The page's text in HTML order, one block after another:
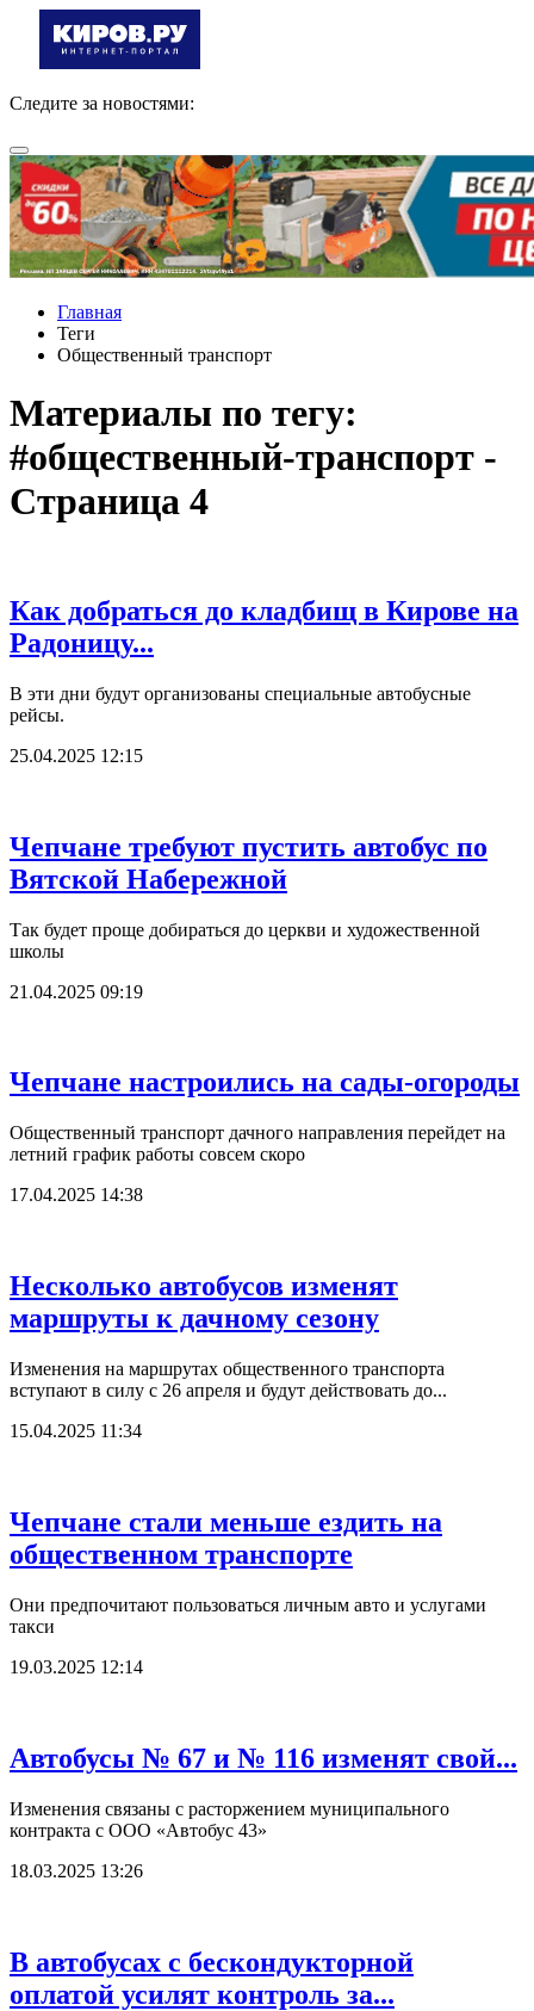
Следите за новостями:
Главная
Теги
Общественный транспорт
Материалы по тегу:
#общественный-транспорт -
Страница 4
Как добраться до кладбищ в Кирове на
Радоницу...
В эти дни будут организованы специальные автобусные
рейсы.
25.04.2025 12:15
Чепчане требуют пустить автобус по
Вятской Набережной
Так будет проще добираться до церкви и художественной
школы
21.04.2025 09:19
Чепчане настроились на сады-огороды
Общественный транспорт дачного направления перейдет на
летний график работы совсем скоро
17.04.2025 14:38
Несколько автобусов изменят
маршруты к дачному сезону
Изменения на маршрутах общественного транспорта
вступают в силу с 26 апреля и будут действовать до...
15.04.2025 11:34
Чепчане стали меньше ездить на
общественном транспорте
Они предпочитают пользоваться личным авто и услугами
такси
19.03.2025 12:14
Автобусы № 67 и № 116 изменят свой...
Изменения связаны с расторжением муниципального
контракта с ООО «Автобус 43»
18.03.2025 13:26
В автобусах с бескондукторной
оплатой усилят контроль за...